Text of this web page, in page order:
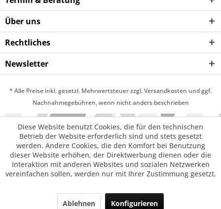
Über uns
Rechtliches
Newsletter
* Alle Preise inkl. gesetzl. Mehrwertsteuer zzgl. Versandkosten und ggf.
Nachnahmegebühren, wenn nicht anders beschrieben
Diese Website benutzt Cookies, die für den technischen
Betrieb der Website erforderlich sind und stets gesetzt
werden. Andere Cookies, die den Komfort bei Benutzung
dieser Website erhöhen, der Direktwerbung dienen oder die
Interaktion mit anderen Websites und sozialen Netzwerken
vereinfachen sollen, werden nur mit Ihrer Zustimmung gesetzt.
Ablehnen Konfigurieren